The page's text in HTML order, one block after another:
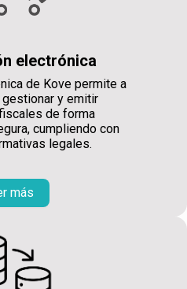
electrónica
de Kove permite a
y emitir
de forma
cumpliendo con
legales.
más